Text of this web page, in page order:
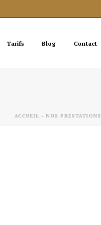
Tarifs Blog Contact
ACCUEIL - NOS PRESTATIONS